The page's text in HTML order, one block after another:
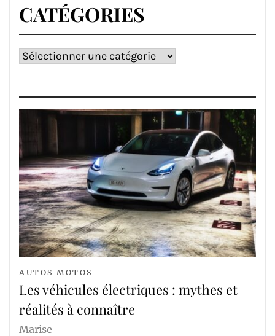
CATÉGORIES
Catégories
AUTOS MOTOS
Les véhicules électriques : mythes et
réalités à connaître
Marise